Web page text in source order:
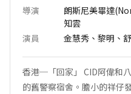
導演
朗斯尼美畢達
知雲
演員
金慧秀、黎明、
香港─「回家」 CID阿偉和
的舊警察宿舍。膽小的祥仔